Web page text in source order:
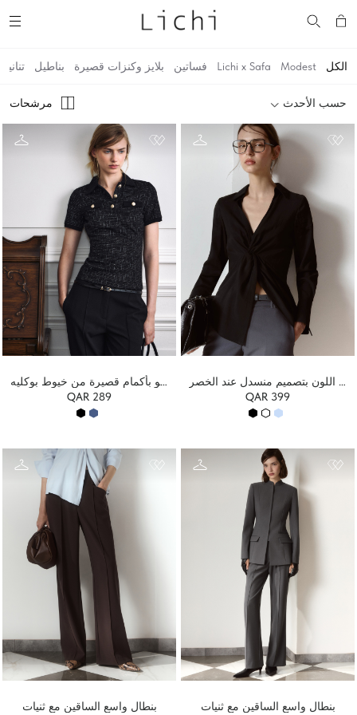
الكل Modest
Lichi x Safa فساتين بلايز وكنزات قصيرة بناطيل تنانير
حسب الأحدث مرشحات
قميص بولو بأكمام قصيرة من خيوط بوكليه
QAR 289
قميص أحادي اللون بتصميم منسدل عند الخصر
QAR 399
بنطال واسع الساقين مع ثنيات
بنطال واسع الساقين مع ثنيات